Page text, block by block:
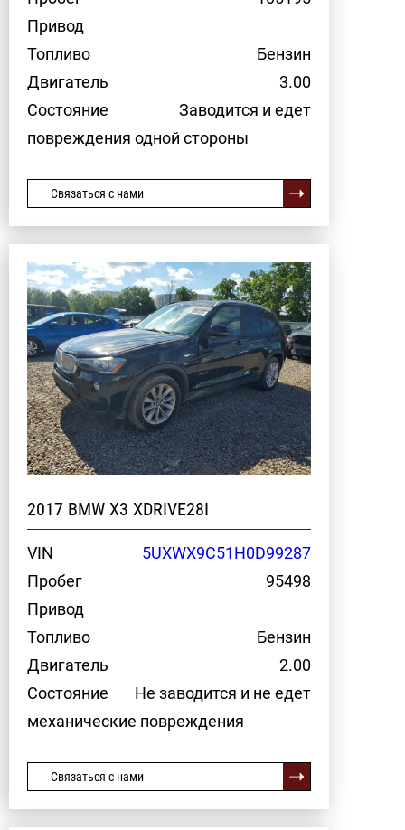
Привод
Топливо
Бензин
Двигатель
3.00
Состояние
Заводится и едет
повреждения одной стороны
Связаться с нами
2017 BMW X3 XDRIVE28I
VIN
5UXWX9C51H0D99287
Пробег
95498
Привод
Топливо
Бензин
Двигатель
2.00
Состояние
Не заводится и не едет
механические повреждения
Связаться с нами